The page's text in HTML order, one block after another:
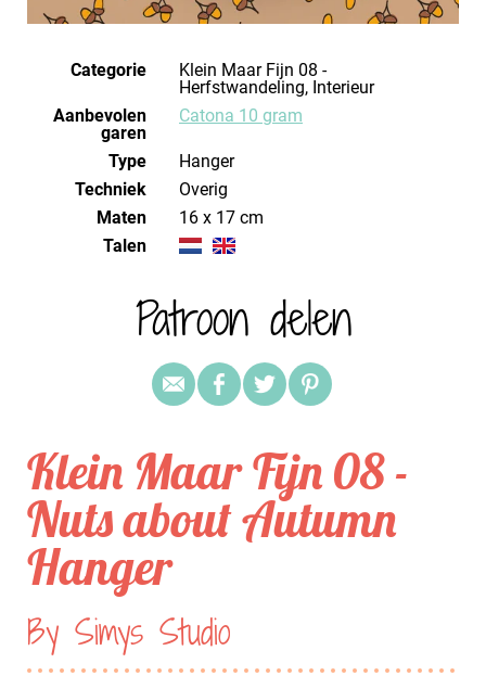
Categorie
Klein Maar Fijn 08 -
Herfstwandeling, Interieur
Aanbevolen
garen
Catona 10 gram
Type
Hanger
Techniek
overig
Maten
16 x 17 cm
Talen
Patroon delen
Klein Maar Fijn 08 -
Nuts about Autumn
Hanger
By Simys Studio